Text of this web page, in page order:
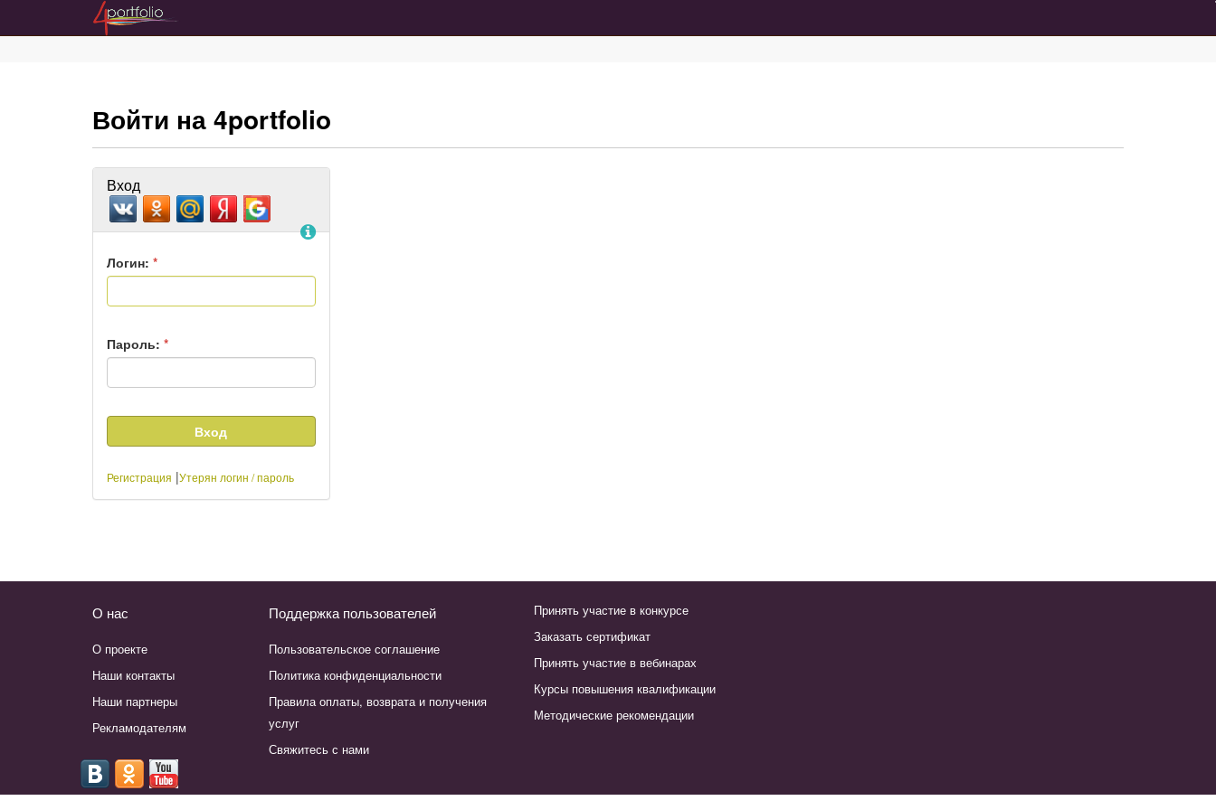
Войти на 4portfolio
Вход
Помощь
Логин: *
Пароль: *
Регистрация |Утерян логин / пароль
О нас
О проекте
Наши контакты
Наши партнеры
Рекламодателям
Поддержка пользователей
Пользовательское соглашение
Политика конфиденциальности
Правила оплаты, возврата и получения
услуг
Свяжитесь с нами
Принять участие в конкурсе
Заказать сертификат
Принять участие в вебинарах
Курсы повышения квалификации
Методические рекомендации